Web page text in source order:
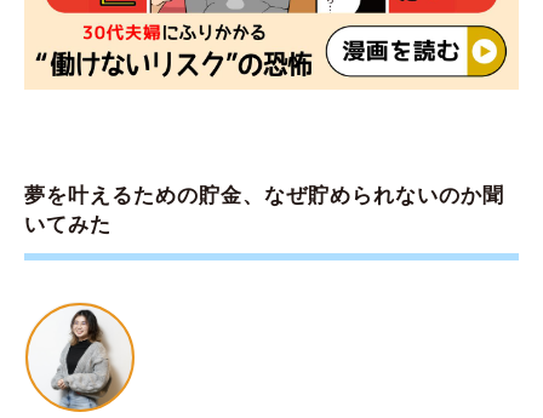
夢を叶えるための貯金、なぜ貯められないのか聞
いてみた